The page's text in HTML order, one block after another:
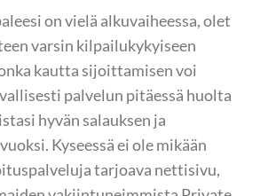
on vielä alkuvaiheessa, olet
varsin kilpailukykyiseen
kautta sijoittamisen voi
palvelun pitäessä huolta
hyvän salauksen ja
Kyseessä ei ole mikään
tarjoava nettisivu,